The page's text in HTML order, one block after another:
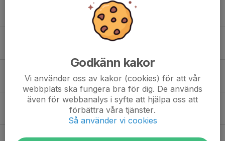
BILLOTTERIET 2026
0
WILLIAM SKOOGH FLYTTAS UPP
2 aug, 11:43 0
SÄSONGSKORT 2026 - 27
31 jul, 12:29 0
Information Västkustens Sommarhockeyskola 2026
Godkänn kakor
Vi använder oss av kakor (cookies) för att vår
webbplats ska fungera bra för dig. De används
även för webbanalys i syfte att hjälpa oss att
förbättra våra tjänster.
Så använder vi cookies